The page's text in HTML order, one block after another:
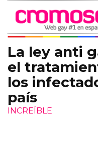
La ley anti
el
los
país
INCREÍBLE